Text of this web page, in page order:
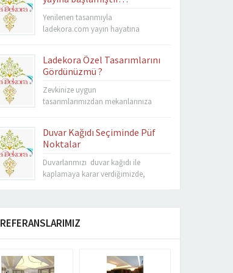
Yenilenen tasarımıyla
ladekora.com yayın hayatına
Ladekora Özel Tasarımlarını
Gördünüzmü ?
Zevkinize uygun
tasarımlarımızdan mekanlarınıza
olabilirsiniz.
Duvar Kağıdı Seçiminde Püf
Noktalar
Duvarlarımızı duvar kağıdı ile
kaplamaya karar verdiğimizde,
bir duvar kağıdı seçimi yapmayalım ki
sonuç mümkün olan en tatminkar
uğraşlarımız ve ödediğimiz maliyetler
boşa gitsin birazda bunun içindir ki
REFERANSLARIMIZ